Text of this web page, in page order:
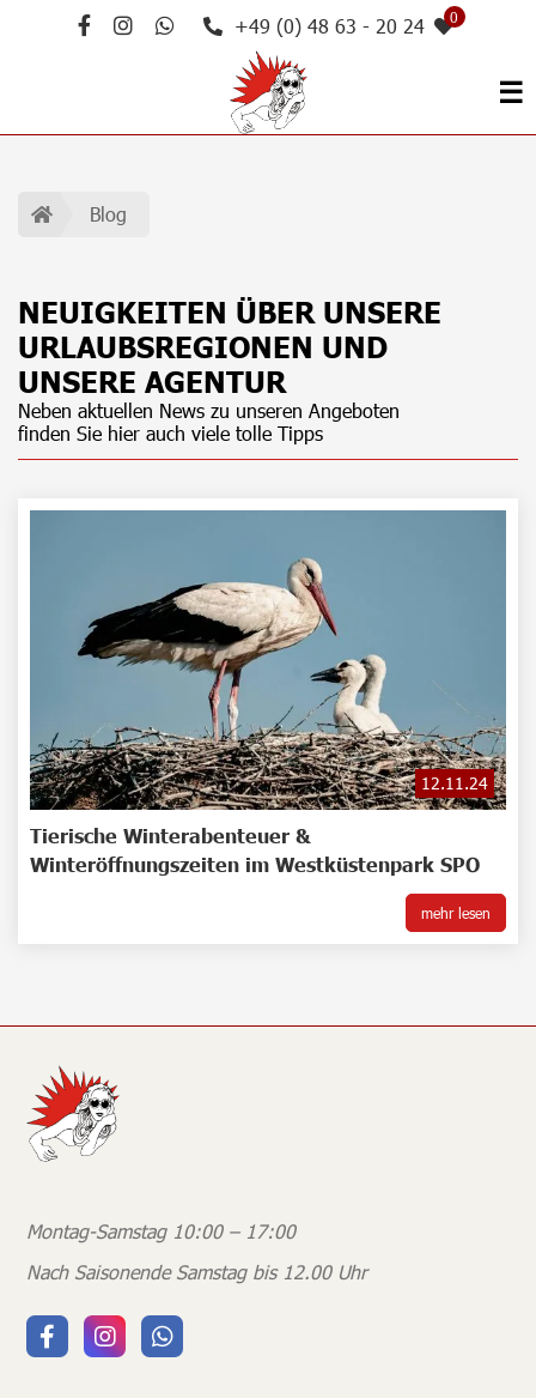
+49 (0) 48 63 - 20 24 0
☰
Blog
NEUIGKEITEN ÜBER UNSERE
URLAUBSREGIONEN UND
UNSERE AGENTUR
Neben aktuellen News zu unseren Angeboten
finden Sie hier auch viele tolle Tipps
12.11.24
Tierische Winterabenteuer &
Winteröffnungszeiten im Westküstenpark SPO
mehr lesen
Montag-Samstag 10:00 – 17:00
Nach Saisonende Samstag bis 12.00 Uhr